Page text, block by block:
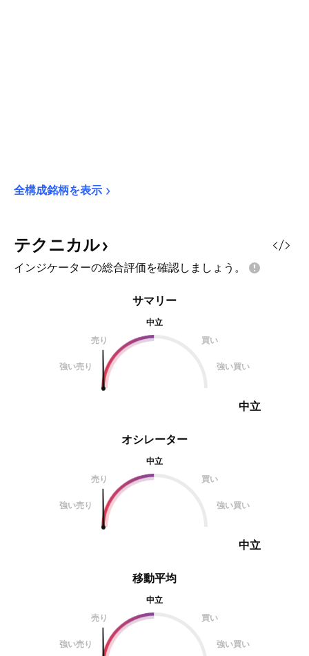
全構成銘柄を表示
テクニカル
インジケーターの総合評価を確認しましょう。
オシレーター
中立
売り
買い
強い売り 強い買い
中立
サマリー
中立
売り
買い
強い売り 強い買い
中立
移動平均
中立
売り
買い
強い売り 強い買い